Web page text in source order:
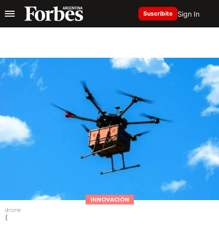
Suscribite Sign In
INNOVACIÓN
drone
{